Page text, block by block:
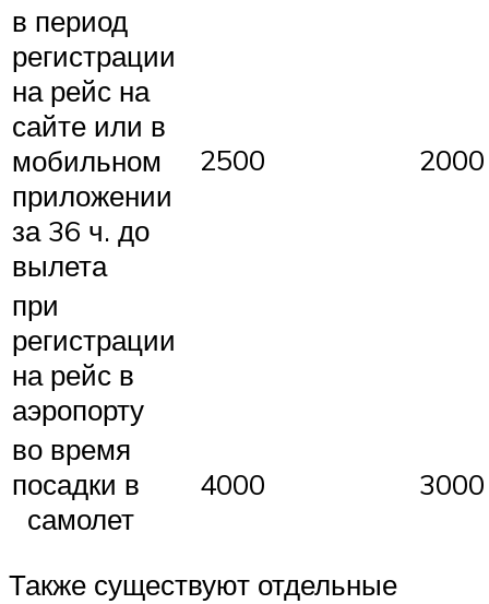
в период
регистрации
на рейс на
сайте или в
мобильном
приложении
за 36 ч. до
вылета
2500 2000
при
регистрации
на рейс в
аэропорту
во время
посадки в
самолет
4000 3000
Также существуют отдельные